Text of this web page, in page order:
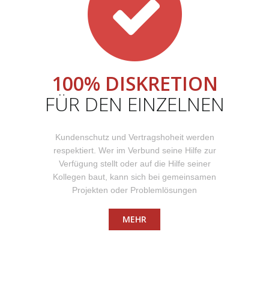
100% DISKRETION
FÜR DEN EINZELNEN
Kundenschutz und Vertragshoheit werden
respektiert. Wer im Verbund seine Hilfe zur
Verfügung stellt oder auf die Hilfe seiner
Kollegen baut, kann sich bei gemeinsamen
Projekten oder Problemlösungen
MEHR